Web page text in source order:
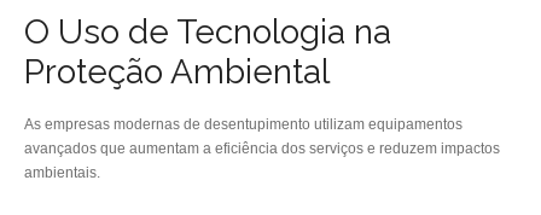
O Uso de Tecnologia na
Proteção Ambiental
As empresas modernas de desentupimento utilizam equipamentos
avançados que aumentam a eficiência dos serviços e reduzem impactos
ambientais.